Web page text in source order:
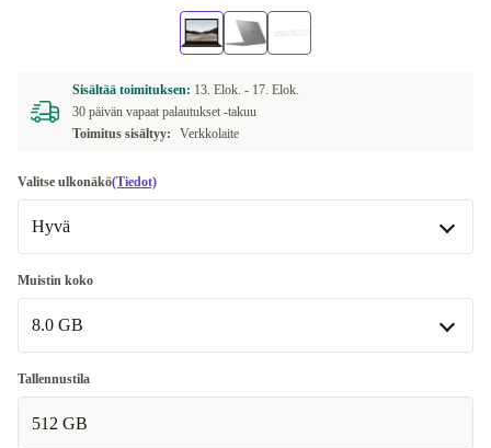
Sisältää toimituksen: 13. Elok. - 17. Elok.
30 päivän vapaat palautukset -takuu
Toimitus sisältyy:
Verkkolaite
Valitse ulkonäkö(Tiedot)
Hyvä
Hyvä
Erittäin hyvä +25 €
Muistin koko
8.0 GB
8.0 GB
16.0 GB
Tallennustila
512 GB